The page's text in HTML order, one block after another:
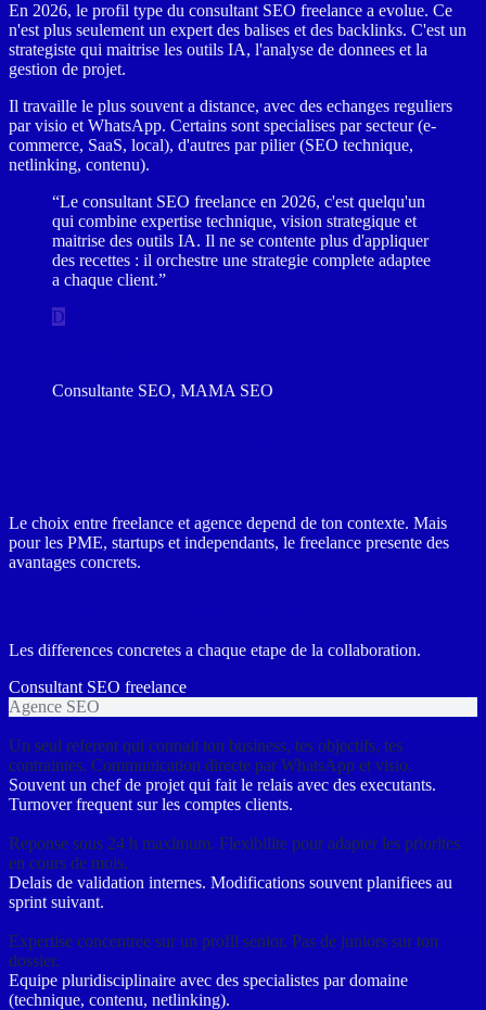
En 2026, le profil type du consultant SEO freelance a evolue. Ce
n'est plus seulement un expert des balises et des backlinks. C'est un
strategiste qui maitrise les outils IA, l'analyse de donnees et la
gestion de projet.
Il travaille le plus souvent a distance, avec des echanges reguliers
par visio et WhatsApp. Certains sont specialises par secteur (e-
commerce, SaaS, local), d'autres par pilier (SEO technique,
netlinking, contenu).
“Le consultant SEO freelance en 2026, c'est quelqu'un
qui combine expertise technique, vision strategique et
maitrise des outils IA. Il ne se contente plus d'appliquer
des recettes : il orchestre une strategie complete adaptee
a chaque client.”
D
Consultante SEO, MAMA SEO
Le choix entre freelance et agence depend de ton contexte. Mais
pour les PME, startups et independants, le freelance presente des
avantages concrets.
Les differences concretes a chaque etape de la collaboration.
Consultant SEO freelance
Agence SEO
Un seul referent qui connait ton business, tes objectifs, tes
contraintes. Communication directe par WhatsApp et visio.
Souvent un chef de projet qui fait le relais avec des executants.
Turnover frequent sur les comptes clients.
Reponse sous 24 h maximum. Flexibilite pour adapter les priorites
en cours de mois.
Delais de validation internes. Modifications souvent planifiees au
sprint suivant.
Expertise concentree sur un profil senior. Pas de juniors sur ton
dossier.
Equipe pluridisciplinaire avec des specialistes par domaine
(technique, contenu, netlinking).